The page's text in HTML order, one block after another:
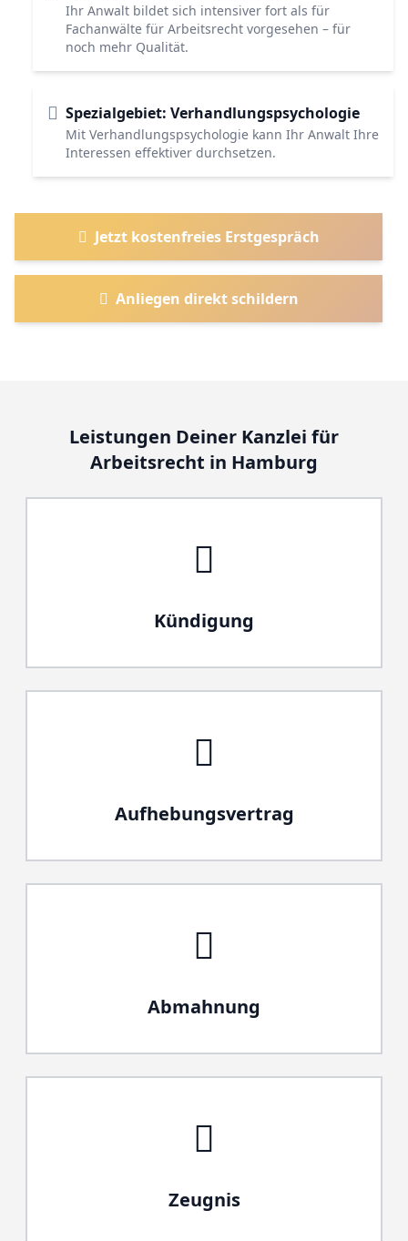
Ihr Anwalt bildet sich intensiver fort als für
Fachanwälte für Arbeitsrecht vorgesehen – für
noch mehr Qualität.
Spezialgebiet: Verhandlungspsychologie
Mit Verhandlungspsychologie kann Ihr Anwalt Ihre
Interessen effektiver durchsetzen.
Jetzt kostenfreies Erstgespräch
Anliegen direkt schildern
Leistungen Deiner Kanzlei für
Arbeitsrecht in Hamburg
Kündigung
Aufhebungsvertrag
Abmahnung
Zeugnis